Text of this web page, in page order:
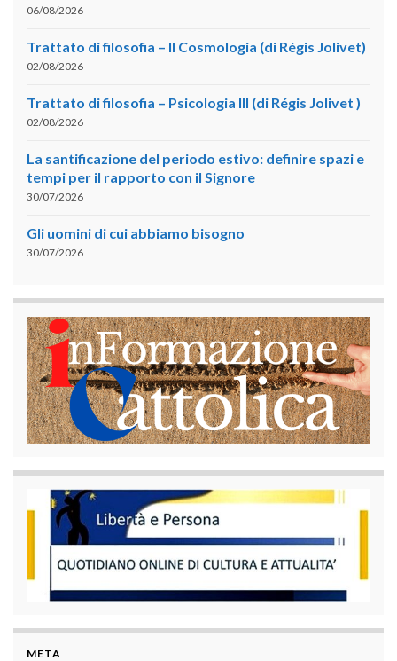
06/08/2026
Trattato di filosofia – II Cosmologia (di Régis Jolivet)
02/08/2026
Trattato di filosofia – Psicologia III (di Régis Jolivet )
02/08/2026
La santificazione del periodo estivo: definire spazi e
tempi per il rapporto con il Signore
30/07/2026
Gli uomini di cui abbiamo bisogno
30/07/2026
META